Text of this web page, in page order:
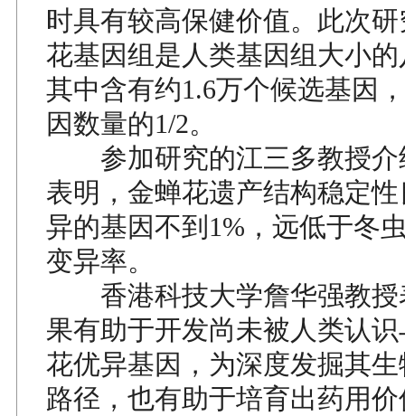
时具有较高保健价值。此次
花基因组是人类基因组大小
其中含有约1.6万个候选基因
因数量的1/2。
参加研究的江三多教授介
表明，金蝉花遗产结构稳定
异的基因不到1%，远低于冬
变异率。
香港科技大学詹华强教授
果有助于开发尚未被人类认
花优异基因，为深度发掘其
路径，也有助于培育出药用